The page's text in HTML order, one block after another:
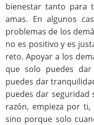
bienestar tanto para
amas. En algunos
problemas de los
no es positivo y es
reto. Apoyar a los
que solo puedes
puedes dar
puedes dar seguridad
razón, empieza por
sino porque solo